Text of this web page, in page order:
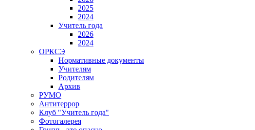
2025
2024
Учитель года
2026
2024
ОРКСЭ
Нормативные документы
Учителям
Родителям
Архив
РУМО
Антитеррор
Клуб "Учитель года"
Фотогалерея